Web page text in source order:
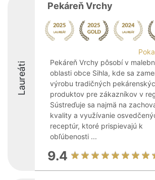
Laureáti
Pekáreň Vrchy
Pekáreň Vrchy pôsobí v
oblasti obce Sihla, kde sa
výrobu tradičných
produktov pre zákazníkov v
Sústreďuje sa najmä na
kvality a využívanie
receptúr, ktoré prispievajú k
obľúbenosti ...
9.4